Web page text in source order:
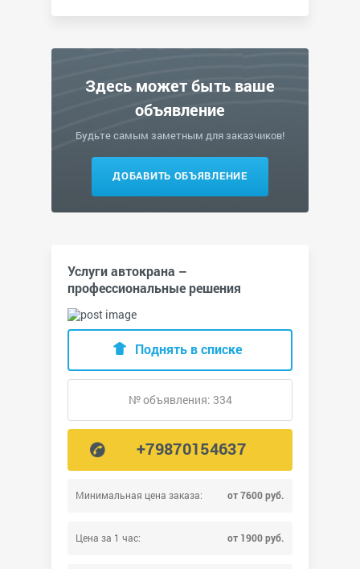
Здесь может быть ваше
объявление
Будьте самым заметным для заказчиков!
ДОБАВИТЬ ОБЪЯВЛЕНИЕ
Услуги автокрана –
профессиональные решения
Минимальная цена заказа: от 7600 руб.
Цена за 1 час: от 1900 руб.
Поднять в списке
№ объявления: 334
+79870154637